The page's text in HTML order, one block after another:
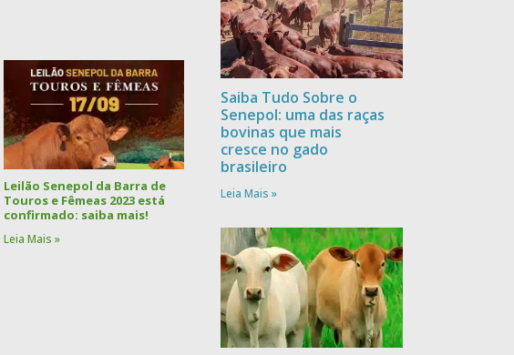
Leilão Senepol da Barra de
Touros e Fêmeas 2023 está
confirmado: saiba mais!
Leia Mais »
Saiba Tudo Sobre o
Senepol: uma das raças
bovinas que mais
cresce no gado
brasileiro
Leia Mais »